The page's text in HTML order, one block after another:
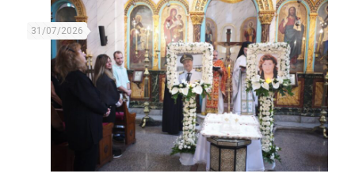
31/07/2026